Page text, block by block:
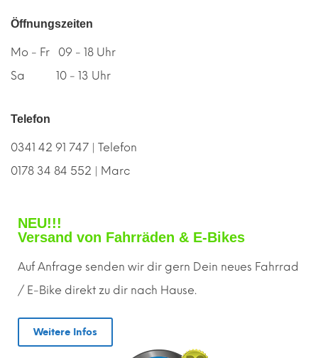
Öffnungszeiten
Mo - Fr 09 - 18 Uhr
Sa 10 - 13 Uhr
Telefon
0341 42 91 747 | Telefon
0178 34 84 552 | Marc
NEU!!!
Versand von Fahrräden & E-Bikes
Auf Anfrage senden wir dir gern Dein neues Fahrrad
/ E-Bike direkt zu dir nach Hause.
Weitere Infos